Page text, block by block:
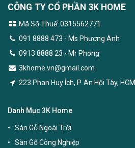
CÔNG TY CỔ PHẦN 3K HOME
Mã Số Thuế: 0315562771
091 8888 473 - Ms Phương Anh
0913 8888 23 - Mr Phong
3khome.vn@gmail.com
223 Phan Huy Ích, P. An Hội Tây, HCM
Danh Mục 3K Home
Sàn Gỗ Ngoài Trời
Sàn Gỗ Công Nghiệp